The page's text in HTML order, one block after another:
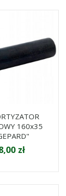
160x35
zł